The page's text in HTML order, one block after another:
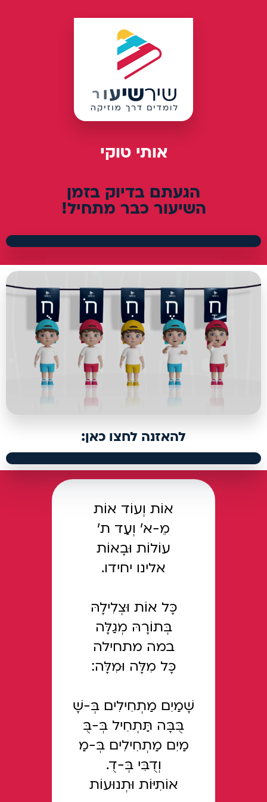
אותי טוקי
הגעתם בדיוק בזמן
השיעור כבר מתחיל!
להאזנה לחצו כאן:
אוֹת וְעוֹד אוֹת
מֵ-א' וְעַד ת'
עוֹלוֹת וּבָאוֹת
אלינו יחידו.
כָּל אוֹת וּצְלִילָהּ
בְּתוֹרָהּ מְגַלָּה
במה מתחילה
כָּל מִלָּה וּמִלָּה:
שָׁמַיִם מַתְחִילִים בְּ-שָׁ
בֻּבָּה תַּתְחִיל בְּ-בֻּ
מַיִם מַתְחִילִים בְּ-מַ
וְדֻבִּי בְּ-דֻ.
אוֹתִיּוֹת וּתְנוּעוֹת